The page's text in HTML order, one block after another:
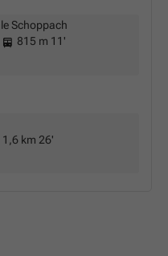
Schoppach
815 m 11'
1,6 km 26'